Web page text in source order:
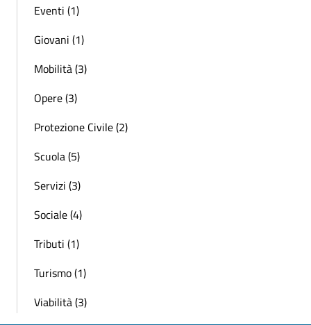
Eventi (1)
Giovani (1)
Mobilità (3)
Opere (3)
Protezione Civile (2)
Scuola (5)
Servizi (3)
Sociale (4)
Tributi (1)
Turismo (1)
Viabilità (3)